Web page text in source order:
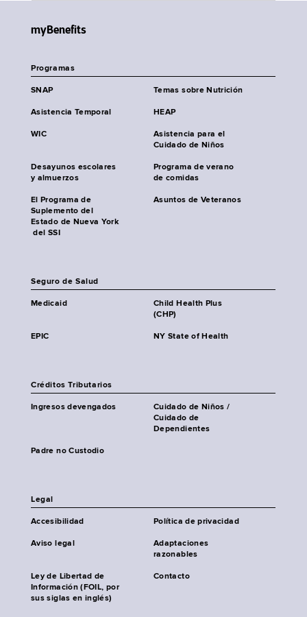
myBenefits
Programas
SNAP Temas sobre Nutrición
Asistencia Temporal HEAP
WIC
Asistencia para el
Cuidado de Niños
Desayunos escolares
y almuerzos
Programa de verano
de comidas
El Programa de
Suplemento del
Estado de Nueva York
del SSI
Asuntos de Veteranos
Seguro de Salud
Medicaid
Child Health Plus
(CHP)
EPIC NY State of Health
Créditos Tributarios
Ingresos devengados
Cuidado de Niños /
Cuidado de
Dependientes
Padre no Custodio
Legal
Accesibilidad Política de privacidad
Aviso legal
Adaptaciones
razonables
Ley de Libertad de
Información (FOIL, por
sus siglas en inglés)
Contacto